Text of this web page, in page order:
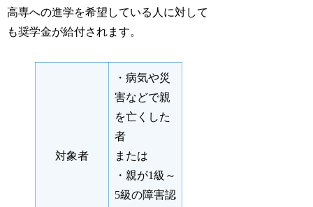
高専への進学を希望している人に対して
も奨学金が給付されます。
対象者
・病気や災
害などで親
を亡くした
者
または
・親が1級～
5級の障害認